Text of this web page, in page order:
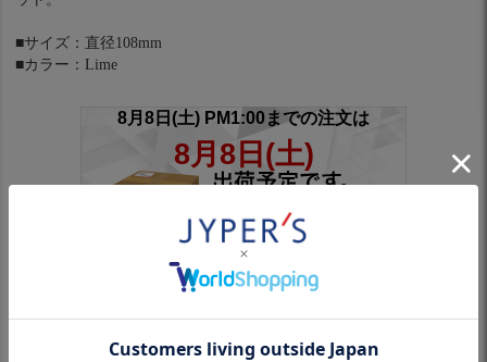
■サイズ：直径108mm
■カラー：Lime
※スリーブ付きシャフトは対象外